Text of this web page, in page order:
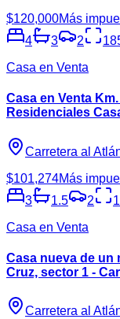
$120,000Más
4
3 2
Casa en Venta
Casa en Venta
Residenciales
Carretera al
$101,274Más
3
1.5 2
Casa en Venta
Casa nueva de un
Cruz, sector 1 -
Carretera al